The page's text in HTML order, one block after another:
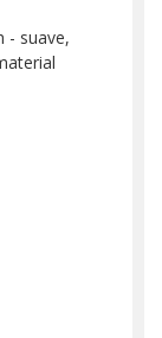
- suave,